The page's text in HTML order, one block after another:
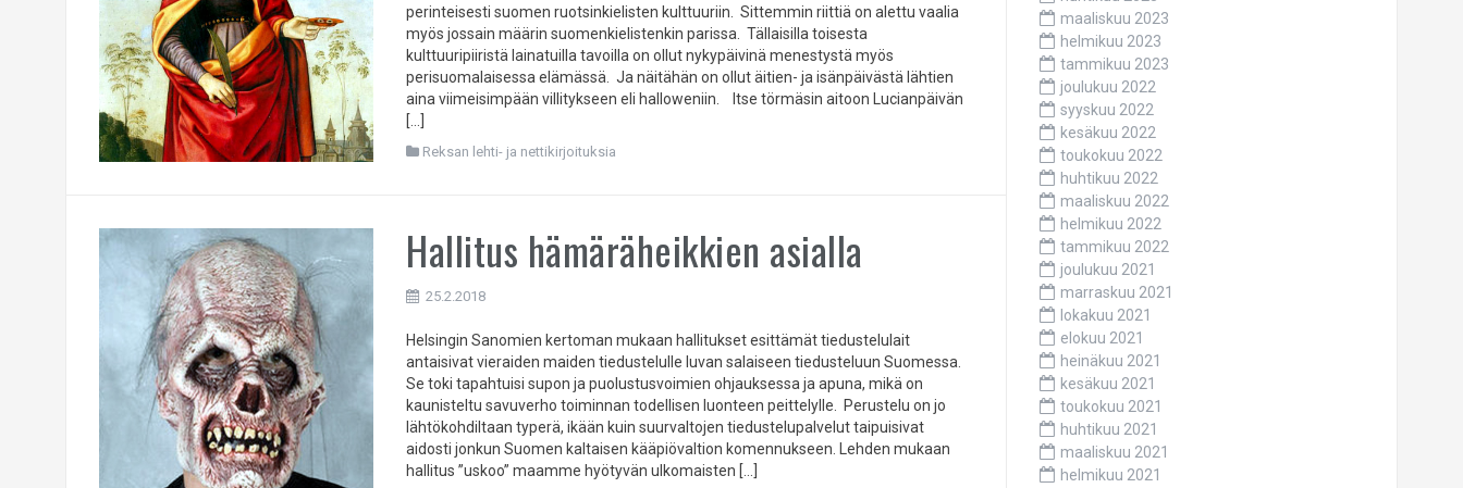
perinteisesti suomen ruotsinkielisten kulttuuriin. Sittemmin riittiä on alettu vaalia
myös jossain määrin suomenkielistenkin parissa. Tällaisilla toisesta
kulttuuripiiristä lainatuilla tavoilla on ollut nykypäivinä menestystä myös
perisuomalaisessa elämässä. Ja näitähän on ollut äitien- ja isänpäivästä lähtien
aina viimeisimpään villitykseen eli halloweniin. Itse törmäsin aitoon Lucianpäivän
[…]
Reksan lehti- ja nettikirjoituksia
Hallitus hämäräheikkien asialla
25.2.2018
Helsingin Sanomien kertoman mukaan hallitukset esittämät tiedustelulait
antaisivat vieraiden maiden tiedustelulle luvan salaiseen tiedusteluun Suomessa.
Se toki tapahtuisi supon ja puolustusvoimien ohjauksessa ja apuna, mikä on
kaunisteltu savuverho toiminnan todellisen luonteen peittelylle. Perustelu on jo
lähtökohdiltaan typerä, ikään kuin suurvaltojen tiedustelupalvelut taipuisivat
aidosti jonkun Suomen kaltaisen kääpiövaltion komennukseen. Lehden mukaan
hallitus ”uskoo” maamme hyötyvän ulkomaisten […]
maaliskuu 2023
helmikuu 2023
tammikuu 2023
joulukuu 2022
syyskuu 2022
kesäkuu 2022
toukokuu 2022
huhtikuu 2022
maaliskuu 2022
helmikuu 2022
tammikuu 2022
joulukuu 2021
marraskuu 2021
lokakuu 2021
elokuu 2021
heinäkuu 2021
kesäkuu 2021
toukokuu 2021
huhtikuu 2021
maaliskuu 2021
helmikuu 2021